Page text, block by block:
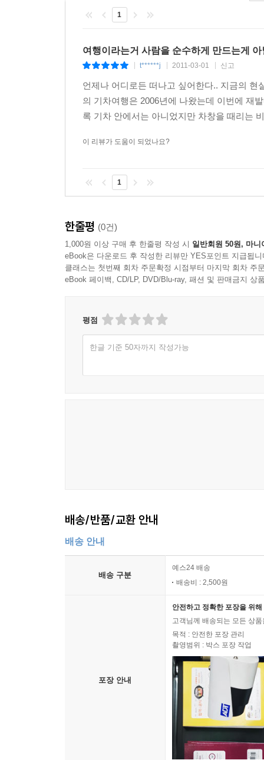
김두수는 한국의 유일무이한 아트포크 록커다. [자
또다른 길동무 박남준 시인은 모악산을 떠나 지리
기차 여행에 동승했다. 이들 형제들은 각기 따로,
대표적인 방랑자들이지만, 이번 음반에서는 같은
[명사산]으로 가는 사막의 기차에...
자작시로 노래한, 의미있는 곡이다. 더구나 세계
하나같이 이러한 풍경이라니... 사는 일이 별다른
북한 가수 이선주와 에디 리더가 함께 부른 자장가
그간 임의진의 선곡 음반이 보여준, 말초적인 로망
[개인적 삶과 사회 공동체의 진화]를 꾀하는 장엄
자신의 선곡 음반마다 노래 한소절씩 꼭 담고 있
이채로운 목청으로 노래 한곡을 선물한다. 김광석
종착역에 닿아 있을 것이고, 다음번 제2탄 [비행기
기도하고, 기다리게 될 것이다.
1
여행이라는거 사람을 순수하게 만드는게 아
t******j 2011-03-01 신고
언제나 어디로든 떠나고 싶어한다.. 지금의
의 기차여행은 2006년에 나왔는데 이번에 재
록 기차 안에서는 아니었지만 차창을 때리는
이 리뷰가 도움이 되었나요?
1
한줄평 (0건)
1,000원 이상 구매 후 한줄평 작성 시 일반회원 50원, 마니
eBook은 다운로드 후 작성한 리뷰만 YES포인트 지급됩니
클래스는 첫번째 회차 주문확정 시점부터 마지막 회차 주
eBook 페이백, CD/LP, DVD/Blu-ray, 패션 및 판매금지 상
평점
한글 기준 50자까지 작성가능
배송/반품/교환 안내
배송 안내
배송 구분
예스24 배송
배송비 : 2,500원
포장 안내
안전하고 정확한 포장을 위
고객님께 배송되는 모든 상
목적 : 안전한 포장 관리
촬영범위 : 박스 포장 작업